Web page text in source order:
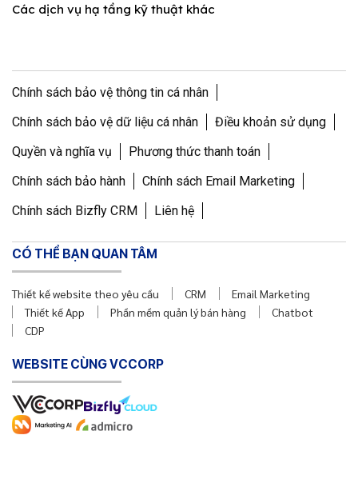
Các dịch vụ hạ tầng kỹ thuật khác
Chính sách bảo vệ thông tin cá nhân
Chính sách bảo vệ dữ liệu cá nhân
Điều khoản sử dụng
Quyền và nghĩa vụ
Phương thức thanh toán
Chính sách bảo hành
Chính sách Email Marketing
Chính sách Bizfly CRM
Liên hệ
CÓ THỂ BẠN QUAN TÂM
Thiết kế website theo yêu cầu CRM
Email Marketing
Thiết kế App
Phần mềm quản lý bán hàng
Chatbot
CDP
WEBSITE CÙNG VCCORP